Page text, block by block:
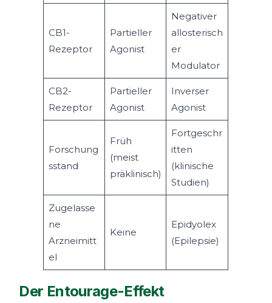
CB1-
Rezeptor
Partieller
Agonist
Negativer
allosterisch
er
Modulator
CB2-
Rezeptor
Partieller
Agonist
Inverser
Agonist
Forschung
sstand
Früh
(meist
präklinisch)
Fortgeschr
itten
(klinische
Studien)
Zugelasse
ne
Arzneimitt
el
Keine
Epidyolex
(Epilepsie)
Der Entourage-Effekt